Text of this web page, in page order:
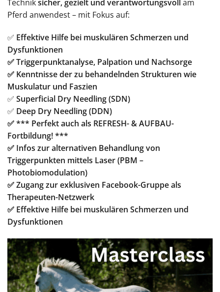
Techniksicher, gezielt und verantwortungsvollam
Pferd anwendest – mit Fokus auf:
✅ Effektive Hilfe bei muskulären Schmerzen und
Dysfunktionen
✅ Triggerpunktanalyse, Palpation und Nachsorge
✅ Kenntnisse der zu behandelnden Strukturen wie
Muskulatur und Faszien
✅ Superficial Dry Needling (SDN)
✅ Deep Dry Needling (DDN)
✅ *** Perfekt auch als REFRESH- & AUFBAU-
Fortbildung! ***
✅ Infos zur alternativen Behandlung von
Triggerpunkten mittels Laser (PBM –
Photobiomodulation)
✅ Zugang zur exklusiven Facebook-Gruppe als
Therapeuten-Netzwerk
✅ Effektive Hilfe bei muskulären Schmerzen und
Dysfunktionen